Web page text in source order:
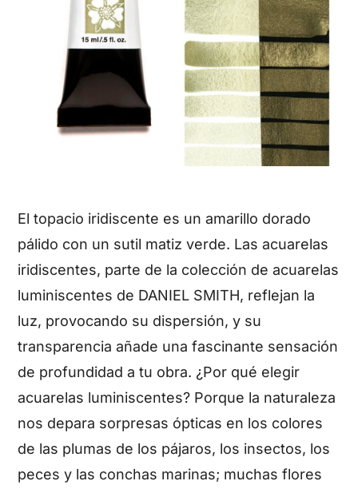
Contáctanos
Suscribir
El topacio iridiscente es un amarillo dorado
pálido con un sutil matiz verde. Las acuarelas
iridiscentes, parte de la colección de acuarelas
luminiscentes de DANIEL SMITH, reflejan la
luz, provocando su dispersión, y su
transparencia añade una fascinante sensación
de profundidad a tu obra. ¿Por qué elegir
acuarelas luminiscentes? Porque la naturaleza
nos depara sorpresas ópticas en los colores
de las plumas de los pájaros, los insectos, los
peces y las conchas marinas; muchas flores